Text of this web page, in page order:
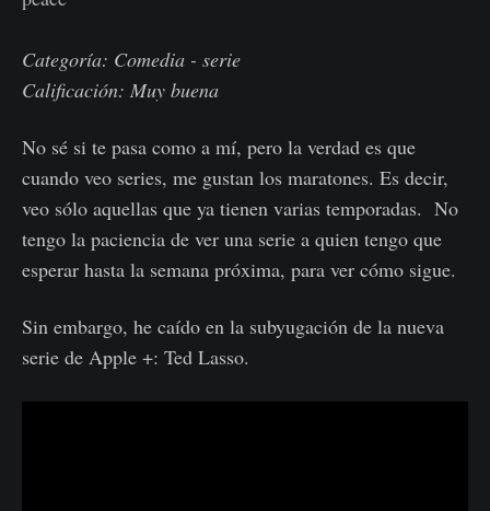
Categoría: Comedia - serie
Calificación: Muy buena
No sé si te pasa como a mí, pero la verdad es que
cuando veo series, me gustan los maratones. Es decir,
veo sólo aquellas que ya tienen varias temporadas. No
tengo la paciencia de ver una serie a quien tengo que
esperar hasta la semana próxima, para ver cómo sigue.
Sin embargo, he caído en la subyugación de la nueva
serie de Apple +: Ted Lasso.